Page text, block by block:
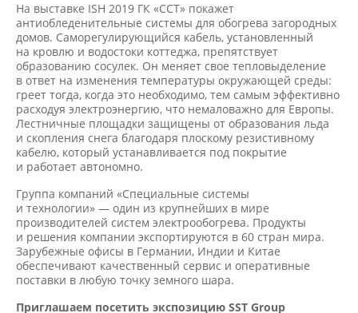
На выставке ISH 2019 ГК «ССТ» покажет
антиобледенительные системы для обогрева загородных
домов. Саморегулирующийся кабель, установленный
на кровлю и водостоки коттеджа, препятствует
образованию сосулек. Он меняет свое тепловыделение
в ответ на изменения температуры окружающей среды:
греет тогда, когда это необходимо, тем самым эффективно
расходуя электроэнергию, что немаловажно для Европы.
Лестничные площадки защищены от образования льда
и скопления снега благодаря плоскому резистивному
кабелю, который устанавливается под покрытие
и работает автономно.
Группа компаний «Специальные системы
и технологии» — один из крупнейших в мире
производителей систем электрообогрева. Продукты
и решения компании экспортируются в 60 стран мира.
Зарубежные офисы в Германии, Индии и Китае
обеспечивают качественный сервис и оперативные
поставки в любую точку земного шара.
Приглашаем посетить экспозицию SST Group